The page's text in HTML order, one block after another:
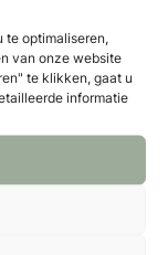
te optimaliseren,
van onze website
te klikken, gaat u
informatie
Stichting
zij zich bezig